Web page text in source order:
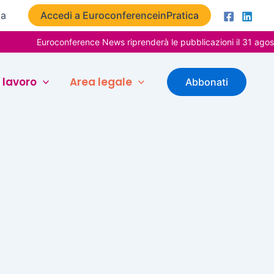
Accedi a EuroconferenceinPratica
Euroconference News riprenderà le pubblicazioni il 31
lavoro Area legale Abbonati